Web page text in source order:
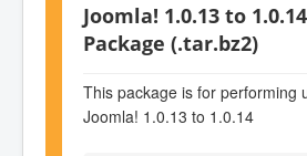
Joomla! 1.0.13 to
Package (.tar.bz2)
This package is for performing
Joomla! 1.0.13 to 1.0.14